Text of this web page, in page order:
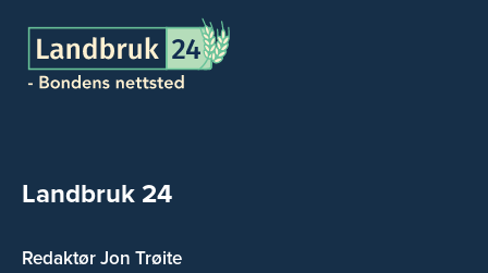
Landbruk 24
Redaktør Jon Trøite